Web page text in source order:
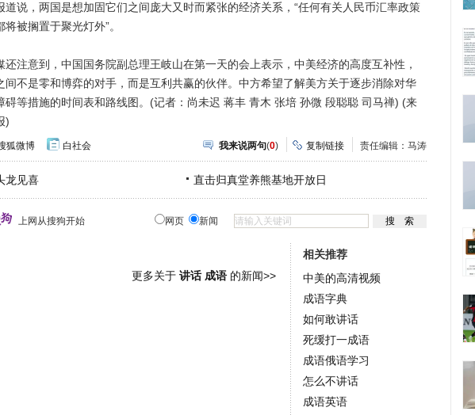
道说，两国是想加固它们之间庞大又时而紧张的经济关系，“任何有关人民币汇率政策
被搁置于聚光灯外”。
意到，中国国务院副总理王岐山在第一天的会上表示，中美经济的高度互补性，
间不是零和博弈的对手，而是互利共赢的伙伴。中方希望了解美方关于逐步消除对华
碍等措施的时间表和路线图。(记者：尚未迟 蒋丰 青木 张培 孙微 段聪聪 司马禅) (来
)
狐微博 白社会 我来说两句(0) 复制链接 责任编辑：马涛
龙见喜 直击归真堂养熊基地开放日
上网从搜狗开始 网页 新闻
更多关于 讲话 成语的新闻>>
相关推荐
中美的高清视频
成语字典
如何敢讲话
死缓打一成语
成语俄语学习
怎么不讲话
成语英语